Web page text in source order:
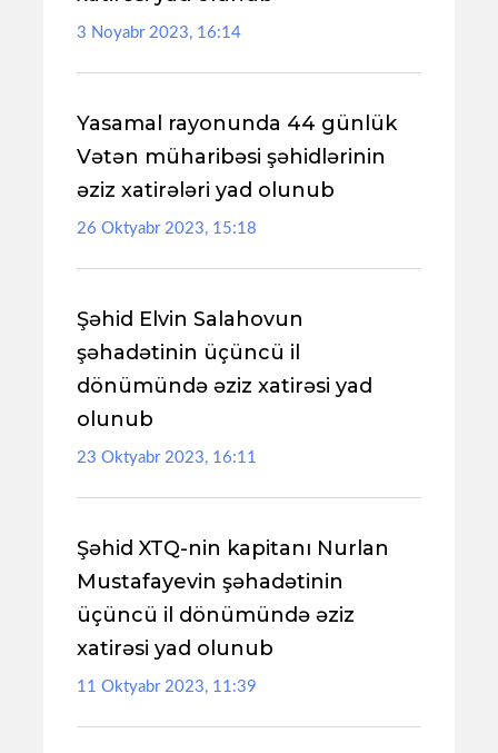
3 Noyabr 2023, 16:14
Yasamal rayonunda 44 günlük
Vətən müharibəsi şəhidlərinin
əziz xatirələri yad olunub
26 Oktyabr 2023, 15:18
Şəhid Elvin Salahovun
şəhadətinin üçüncü il
dönümündə əziz xatirəsi yad
olunub
23 Oktyabr 2023, 16:11
Şəhid XTQ-nin kapitanı Nurlan
Mustafayevin şəhadətinin
üçüncü il dönümündə əziz
xatirəsi yad olunub
11 Oktyabr 2023, 11:39